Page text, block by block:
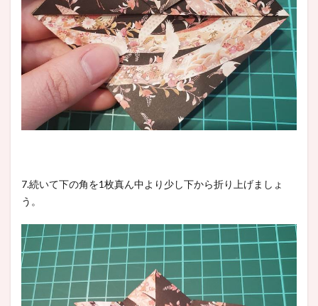
7.続いて下の角を1枚真ん中より少し下から折り上げましょ
う。